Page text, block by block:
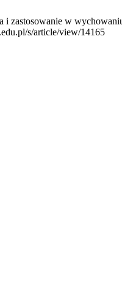
i zastosowanie w
s/article/view/14165